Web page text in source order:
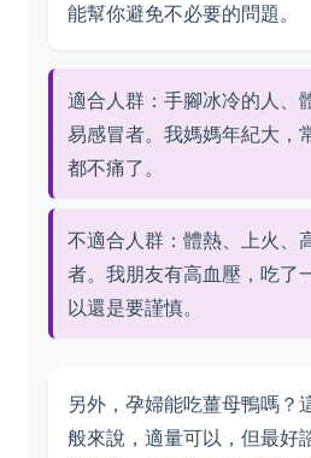
能幫你避免不必要的問題。
適合人群：手腳冰冷的人、
易感冒者。我媽媽年紀大，
都不痛了。
不適合人群：體熱、上火、
者。我朋友有高血壓，吃了
以還是要謹慎。
另外，孕婦能吃薑母鴨嗎？
般來說，適量可以，但最好